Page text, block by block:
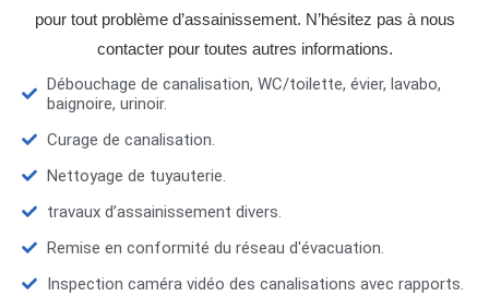
pour tout problème d’assainissement. N’hésitez pas à nous
contacter pour toutes autres informations.
Débouchage de canalisation, WC/toilette, évier, lavabo,
baignoire, urinoir.
Curage de canalisation.
Nettoyage de tuyauterie.
travaux d’assainissement divers.
Remise en conformité du réseau d'évacuation.
Inspection caméra vidéo des canalisations avec rapports.